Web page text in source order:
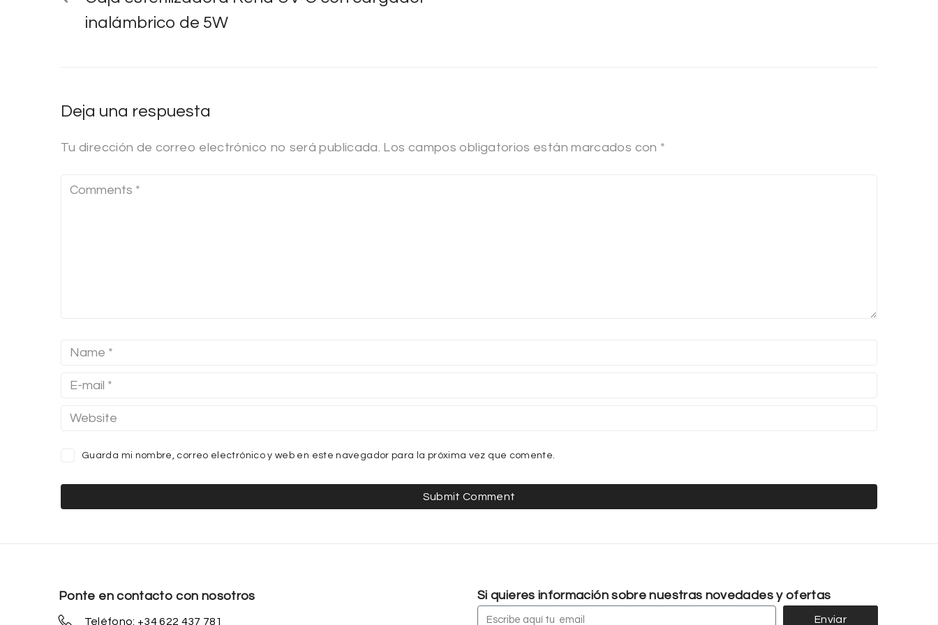
inalámbrico de 5W
Deja una respuesta
Tu dirección de correo electrónico no será publicada. Los campos obligatorios están marcados con *
Guarda mi nombre, correo electrónico y web en este navegador para la próxima vez que comente.
Ponte en contacto con nosotros
Teléfono: +34 622 437 781
Si quieres información sobre nuestras novedades y ofertas
Enviar